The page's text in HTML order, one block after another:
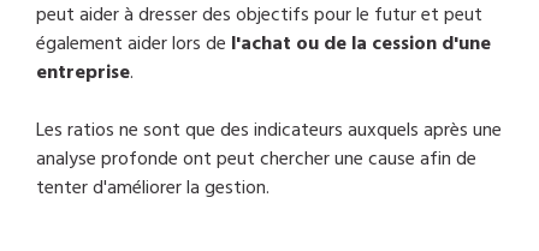
peut aider à dresser des objectifs pour le futur et peut
également aider lors de l'achat ou de la cession d'une
entreprise.
Les ratios ne sont que des indicateurs auxquels après une
analyse profonde ont peut chercher une cause afin de
tenter d'améliorer la gestion.